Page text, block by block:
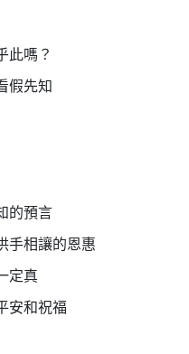
此嗎？
假先知
的預言
手相讓的恩惠
定真
安和祝福